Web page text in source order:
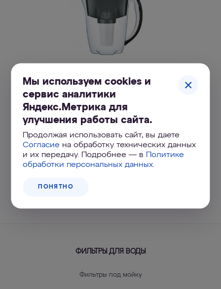
890₽
Аквафор Престиж А5
600₽ 870₽
ПОДРОБНЕЕ
Система
+ подарок
Мы используем cookies и
сервис аналитики
Яндекс.Метрика для
улучшения работы сайта.
Продолжая использовать сайт, вы даете
Согласие на обработку технических данных
и их передачу. Подробнее — в Политике
обработки персональных данных
ПОНЯТНО
ФИЛЬТРЫ ДЛЯ ВОДЫ
Фильтры под мойку